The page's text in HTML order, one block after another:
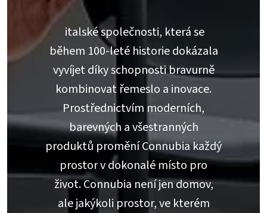
italské společnosti, která se
během 100-leté historie dokázala
vyvíjet díky schopnosti bravurně
kombinovat řemeslo a inovace.
Prostřednictvím moderních,
barevných a všestranných
produktů promění Connubia každý
prostor v dokonalé místo pro
život. Connubia není jen domov,
ale jakýkoli prostor, ve kterém